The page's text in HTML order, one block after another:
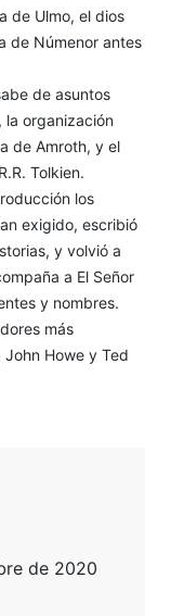
de Ulmo, el dios
de Númenor antes
de asuntos
la organización
de Amroth, y el
Tolkien.
los
exigido, escribió
y volvió a
a El Señor
y nombres.
más
Howe y Ted
de 2020